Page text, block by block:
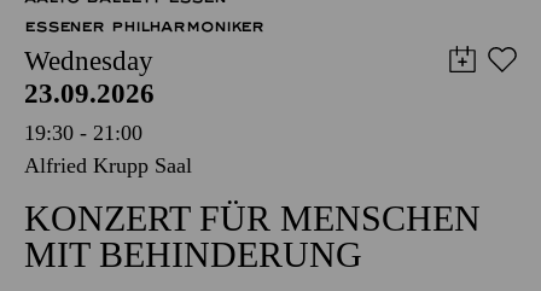
ESSENER PHILHARMONIKER
Wednesday
23.09.2026
19:30 - 21:00
Alfried Krupp Saal
KONZERT FÜR MENSCHEN
MIT BEHINDERUNG